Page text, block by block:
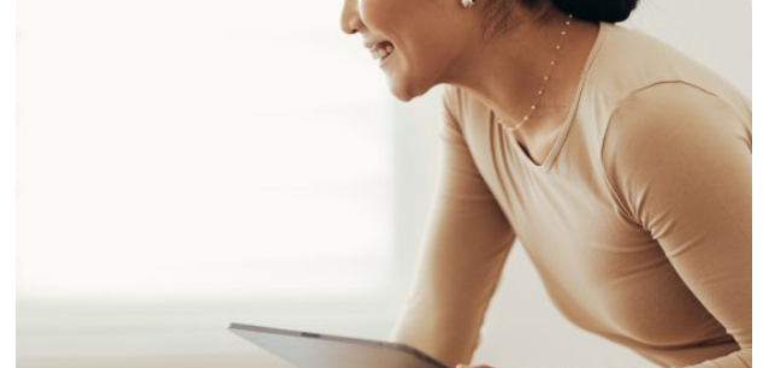
Conseils postopératoires suite à